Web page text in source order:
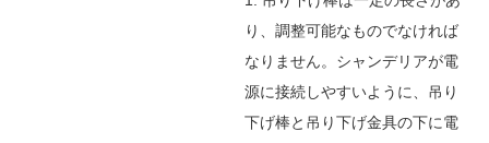
り、調整可能なものでなければ
なりません。シャンデリアが電
源に接続しやすいように、吊り
下げ棒と吊り下げ金具の下に電